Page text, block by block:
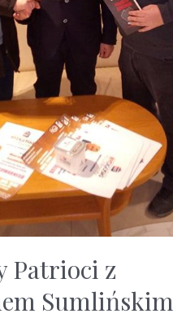
Patrioci z
Sumlińskim